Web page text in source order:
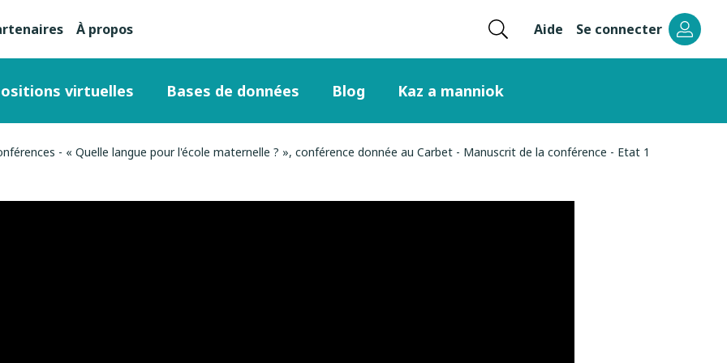
À propos
Ouvrir
Menu
right
Aide Se connecter
virtuelles Bases de données Blog Kaz a manniok
- « Quelle langue pour l'école maternelle ? », conférence donnée au Carbet - Manuscrit de la conférence - Etat 1